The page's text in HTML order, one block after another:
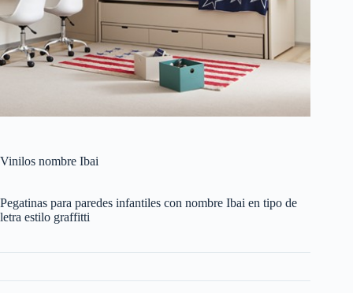
Vinilos nombre Ibai
Pegatinas para paredes infantiles con nombre Ibai en tipo de
letra estilo graffitti